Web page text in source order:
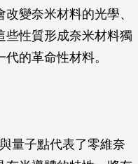
變奈米材料的光學、
些性質形成奈米材料獨
的革命性材料。
量子點代表了零維奈